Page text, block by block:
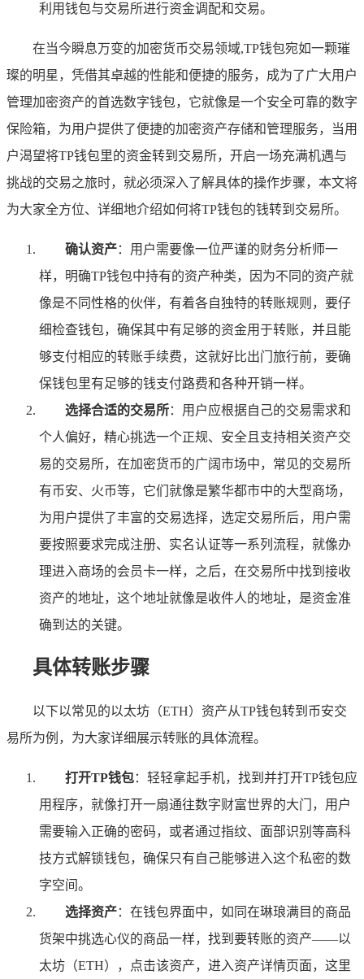
利用钱包与交易所进行资金调配和交易。
在当今瞬息万变的加密货币交易领域,TP钱包宛如一颗璀
璨的明星，凭借其卓越的性能和便捷的服务，成为了广大用户
管理加密资产的首选数字钱包，它就像是一个安全可靠的数字
保险箱，为用户提供了便捷的加密资产存储和管理服务，当用
户渴望将TP钱包里的资金转到交易所，开启一场充满机遇与
挑战的交易之旅时，就必须深入了解具体的操作步骤，本文将
为大家全方位、详细地介绍如何将TP钱包的钱转到交易所。
确认资产：用户需要像一位严谨的财务分析师一
样，明确TP钱包中持有的资产种类，因为不同的资产就
像是不同性格的伙伴，有着各自独特的转账规则，要仔
细检查钱包，确保其中有足够的资金用于转账，并且能
够支付相应的转账手续费，这就好比出门旅行前，要确
保钱包里有足够的钱支付路费和各种开销一样。
选择合适的交易所：用户应根据自己的交易需求和
个人偏好，精心挑选一个正规、安全且支持相关资产交
易的交易所，在加密货币的广阔市场中，常见的交易所
有币安、火币等，它们就像是繁华都市中的大型商场，
为用户提供了丰富的交易选择，选定交易所后，用户需
要按照要求完成注册、实名认证等一系列流程，就像办
理进入商场的会员卡一样，之后，在交易所中找到接收
资产的地址，这个地址就像是收件人的地址，是资金准
确到达的关键。
具体转账步骤
以下以常见的以太坊（ETH）资产从TP钱包转到币安交
易所为例，为大家详细展示转账的具体流程。
打开TP钱包：轻轻拿起手机，找到并打开TP钱包应
用程序，就像打开一扇通往数字财富世界的大门，用户
需要输入正确的密码，或者通过指纹、面部识别等高科
技方式解锁钱包，确保只有自己能够进入这个私密的数
字空间。
选择资产：在钱包界面中，如同在琳琅满目的商品
货架中挑选心仪的商品一样，找到要转账的资产——以
太坊（ETH），点击该资产，进入资产详情页面，这里